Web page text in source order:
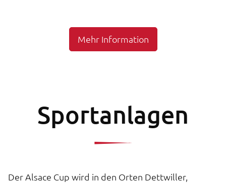
Mehr Information
Sportanlagen
Der Alsace Cup wird in den Orten Dettwiller,